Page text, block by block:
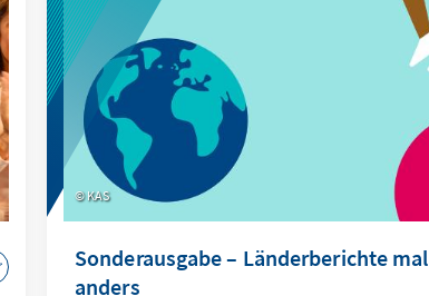
KAS
Sonderausgabe – Länderberichte mal
anders